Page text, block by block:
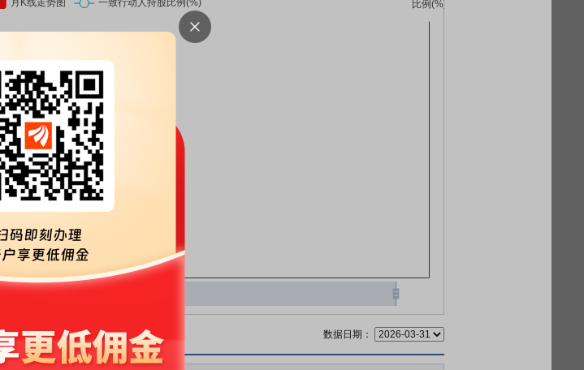
数据日期：